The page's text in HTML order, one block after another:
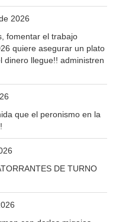
2026
fomentar el trabajo
quiere asegurar un plato
dinero llegue!! administren
que el peronismo en la
DE TURNO